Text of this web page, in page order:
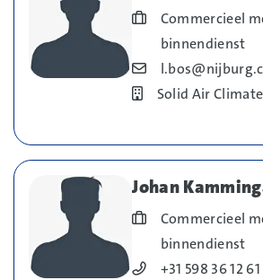
Blog_field_Functie
Commercieel
binnendienst
Blog_field_E-mail
BedrijfSolid Air
Johan
Blog_field_Functie
Commercieel
binnendienst
+31 598 36 12 61